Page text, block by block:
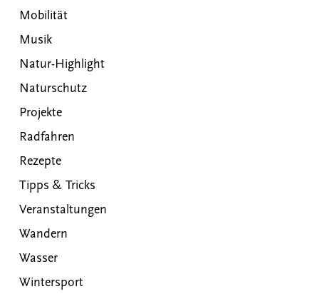
Mobilität
Musik
Natur-Highlight
Naturschutz
Projekte
Radfahren
Rezepte
Tipps & Tricks
Veranstaltungen
Wandern
Wasser
Wintersport